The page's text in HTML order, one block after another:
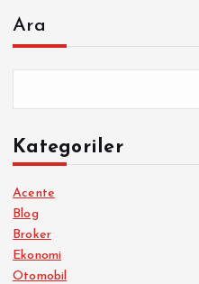
Ara
Kategoriler
Acente
Blog
Broker
Ekonomi
Otomobil